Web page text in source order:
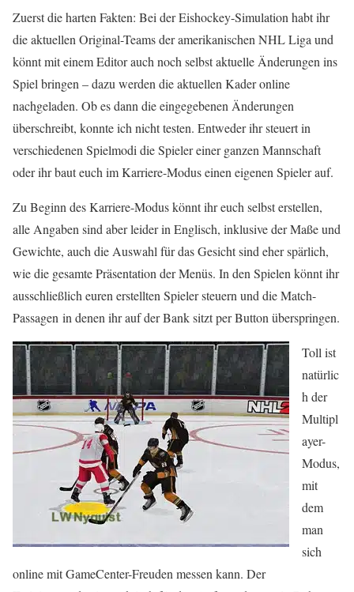
Zuerst die harten Fakten: Bei der Eishockey-Simulation habt ihr
die aktuellen Original-Teams der amerikanischen NHL Liga und
könnt mit einem Editor auch noch selbst aktuelle Änderungen ins
Spiel bringen – dazu werden die aktuellen Kader online
nachgeladen. Ob es dann die eingegebenen Änderungen
überschreibt, konnte ich nicht testen. Entweder ihr steuert in
verschiedenen Spielmodi die Spieler einer ganzen Mannschaft
oder ihr baut euch im Karriere-Modus einen eigenen Spieler auf.
Zu Beginn des Karriere-Modus könnt ihr euch selbst erstellen,
alle Angaben sind aber leider in Englisch, inklusive der Maße und
Gewichte, auch die Auswahl für das Gesicht sind eher spärlich,
wie die gesamte Präsentation der Menüs. In den Spielen könnt ihr
ausschließlich euren erstellten Spieler steuern und die Match-
Passagen in denen ihr auf der Bank sitzt per Button überspringen.
Toll ist
natürlic
h der
Multipl
ayer-
Modus,
mit
dem
man
sich
online mit GameCenter-Freuden messen kann. Der